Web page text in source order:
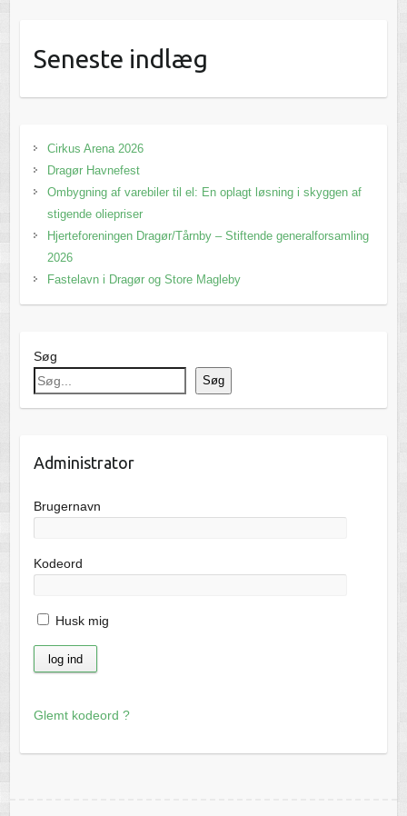
Seneste indlæg
Cirkus Arena 2026
Dragør Havnefest
Ombygning af varebiler til el: En oplagt løsning i skyggen af
stigende oliepriser
Hjerteforeningen Dragør/Tårnby – Stiftende generalforsamling
2026
Fastelavn i Dragør og Store Magleby
Søg
Søg
Administrator
Brugernavn
Kodeord
Husk mig
Glemt kodeord ?